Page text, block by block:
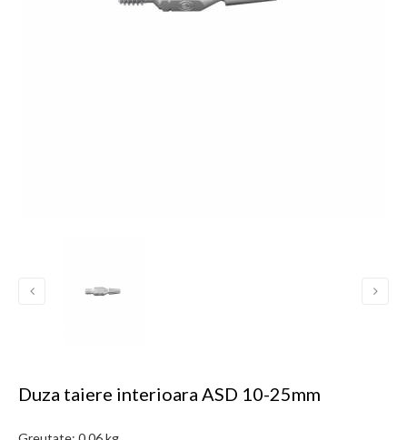
Duza taiere interioara ASD 10-25mm